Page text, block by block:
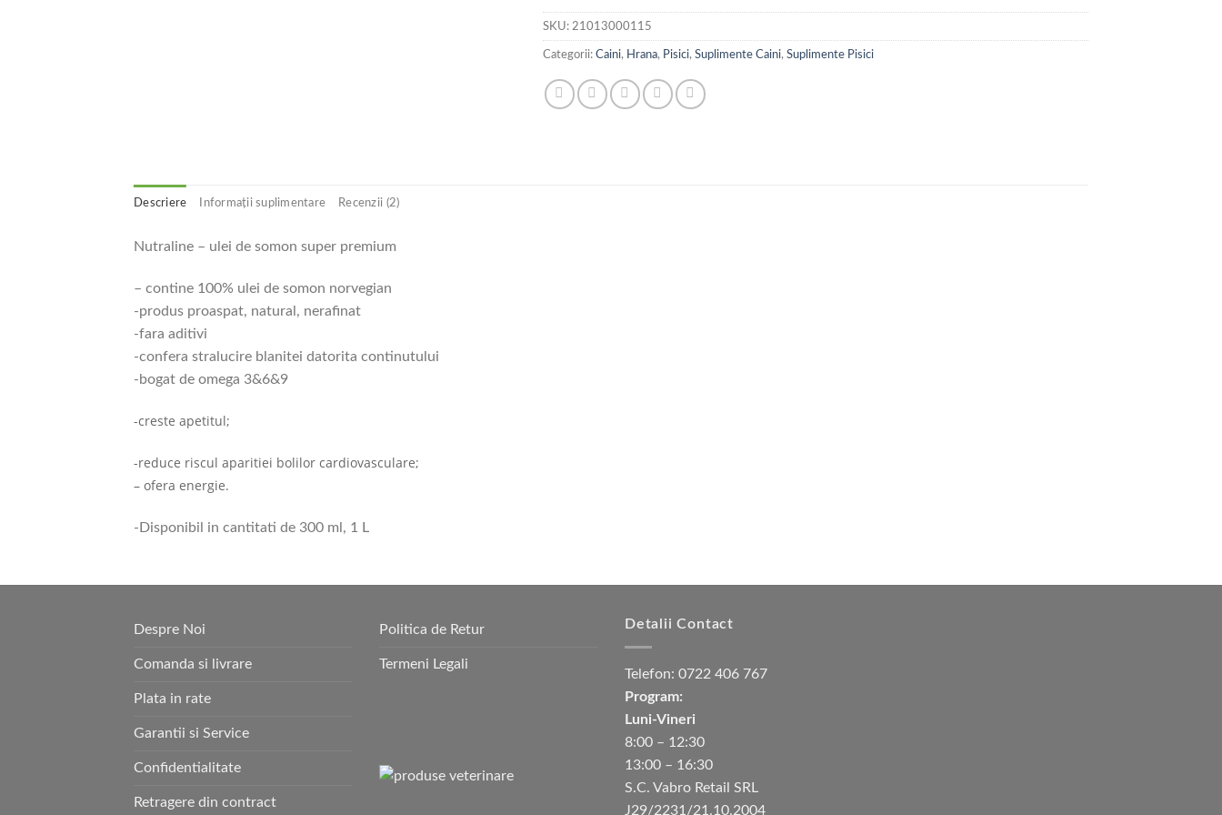
SKU: 21013000115
Categorii: Caini, Hrana, Pisici, Suplimente Caini, Suplimente Pisici
Descriere Informații suplimentare Recenzii (2)
Nutraline – ulei de somon super premium
– contine 100% ulei de somon norvegian
-produs proaspat, natural, nerafinat
-fara aditivi
-confera stralucire blanitei datorita continutului
-bogat de omega 3&6&9
-creste apetitul;
-reduce riscul aparitiei bolilor cardiovasculare;
– ofera energie.
-Disponibil in cantitati de 300 ml, 1 L
Despre Noi
Comanda si livrare
Plata in rate
Garantii si Service
Confidentialitate
Retragere din contract
Politica de Retur
Termeni Legali
Detalii Contact
Telefon: 0722 406 767
Program:
Luni-Vineri
8:00 – 12:30
13:00 – 16:30
S.C. Vabro Retail SRL
J29/2231/21.10.2004